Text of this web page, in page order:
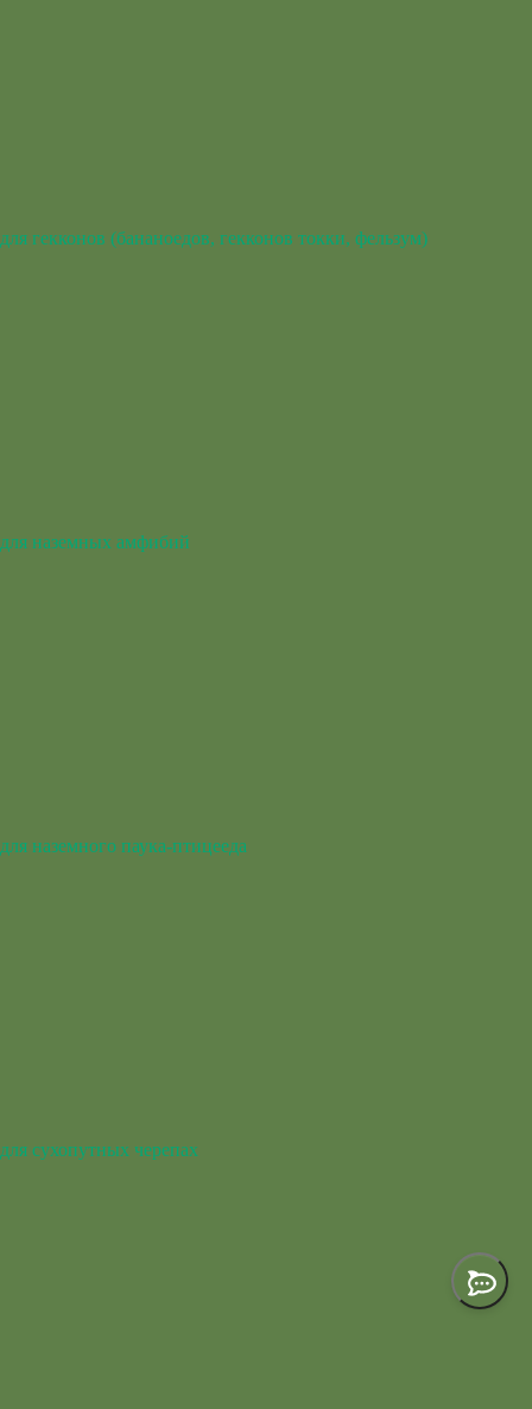
для гекконов (бананоедов, гекконов токки, фельзум)
для наземных амфибий
для наземного паука-птицееда
для сухопутных черепах